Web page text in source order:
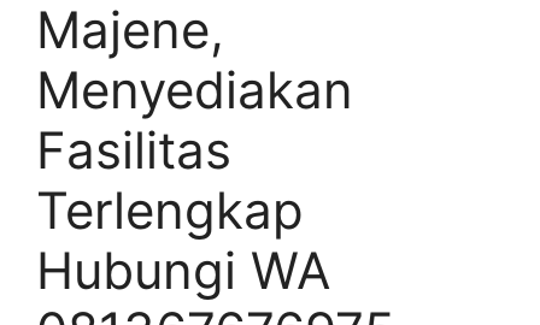
Majene,
Menyediakan
Fasilitas
Terlengkap
Hubungi WA